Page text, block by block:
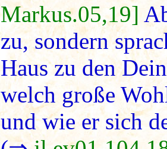
Markus.05,19]
zu, sondern
Haus zu den
welch große
und wie er sich